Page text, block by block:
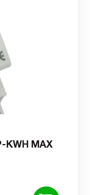
KWH MAX